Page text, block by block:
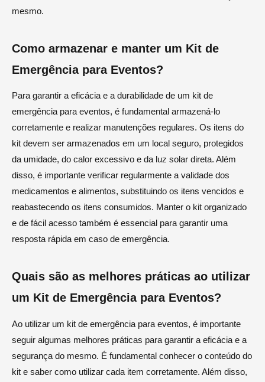
mesmo.
Como armazenar e manter um Kit de
Emergência para Eventos?
Para garantir a eficácia e a durabilidade de um kit de
emergência para eventos, é fundamental armazená-lo
corretamente e realizar manutenções regulares. Os itens do
kit devem ser armazenados em um local seguro, protegidos
da umidade, do calor excessivo e da luz solar direta. Além
disso, é importante verificar regularmente a validade dos
medicamentos e alimentos, substituindo os itens vencidos e
reabastecendo os itens consumidos. Manter o kit organizado
e de fácil acesso também é essencial para garantir uma
resposta rápida em caso de emergência.
Quais são as melhores práticas ao utilizar
um Kit de Emergência para Eventos?
Ao utilizar um kit de emergência para eventos, é importante
seguir algumas melhores práticas para garantir a eficácia e a
segurança do mesmo. É fundamental conhecer o conteúdo do
kit e saber como utilizar cada item corretamente. Além disso,